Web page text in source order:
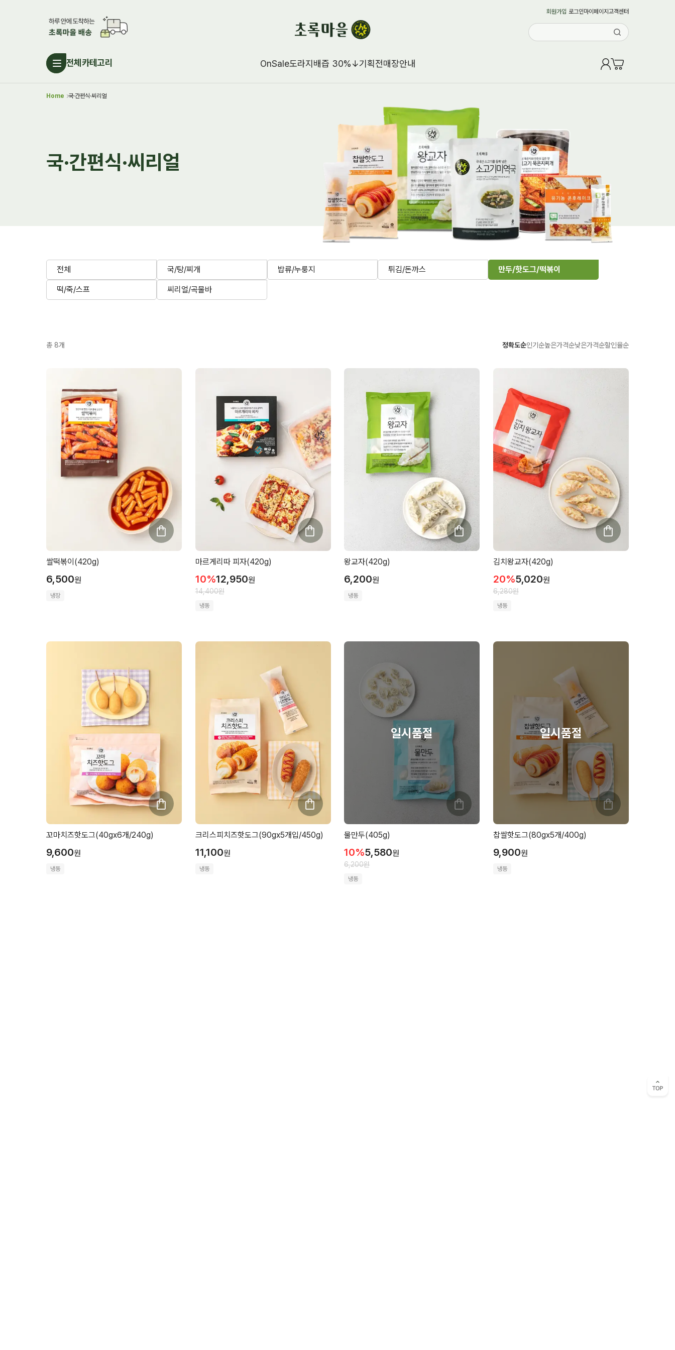
회원가입 로그인마이페이지 고객센터
전체카테고리 OnSale도라지배즙 30%↓기획전매장안내
Home 국·간편식·씨리얼
국·간편식·씨리얼
전체 국/탕/찌개 밥류/누룽지 튀김/돈까스 만두/핫도그/떡볶이
떡/죽/스프 씨리얼/곡물바
총 8개 정확도순인기순높은가격순낮은가격순할인율순
쌀떡볶이(420g)
6,500원
냉장
마르게리따 피자(420g)
10%12,950원
14,400원
냉동
왕교자(420g)
6,200원
냉동
김치왕교자(420g)
20%5,020원
6,280원
냉동
꼬마치즈핫도그(40gx6개/240g)
9,600원
냉동
크리스피치즈핫도그(90gx5개입/450g)
11,100원
냉동
물만두(405g)
10%5,580원
6,200원
냉동
찹쌀핫도그(80gx5개/400g)
9,900원
냉동